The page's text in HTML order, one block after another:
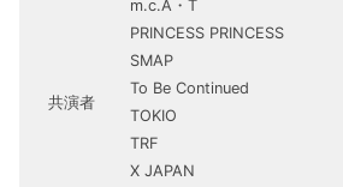
共演者
m.c.A・T
PRINCESS PRINCESS
SMAP
To Be Continued
TOKIO
TRF
X JAPAN